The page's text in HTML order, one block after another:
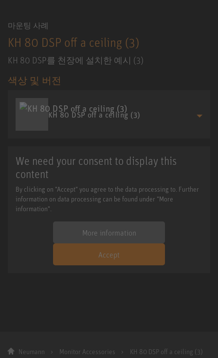
마운팅 사례
KH 80 DSP off a ceiling (3)
KH 80 DSP를 천장에 설치한 예시 (3)
색상 및 버전
KH 80 DSP off a ceiling (3)
We need your consent to display this
content
By clicking on "Accept" you agree to the data processing to. Further
information on data processing can be found under "More
information".
More information
Accept
Neumann Monitor Accessories KH 80 DSP off a ceiling (3)